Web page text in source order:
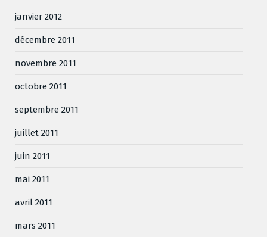
janvier 2012
décembre 2011
novembre 2011
octobre 2011
septembre 2011
juillet 2011
juin 2011
mai 2011
avril 2011
mars 2011